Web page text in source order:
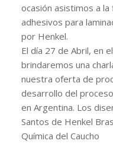
ocasión asistimos a
adhesivos para
por Henkel.
El día 27 de Abril, en
brindaremos una
nuestra oferta de
desarrollo del
en Argentina. Los
Santos de Henkel
Química del Caucho